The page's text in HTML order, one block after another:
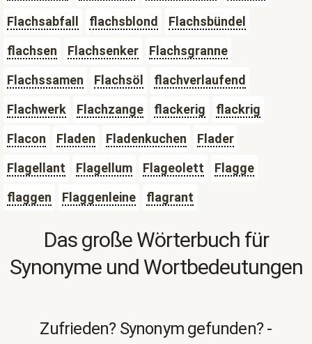
Flachsabfall
flachsblond
Flachsbündel
flachsen
Flachsenker
Flachsgranne
Flachssamen
Flachsöl
flachverlaufend
Flachwerk
Flachzange flackerig
flackrig
Flacon
Fladen Fladenkuchen
Flader
Flagellant
Flagellum Flageolett
Flagge
flaggen
Flaggenleine flagrant
Das große Wörterbuch für
Synonyme und Wortbedeutungen
Zufrieden? Synonym gefunden? -